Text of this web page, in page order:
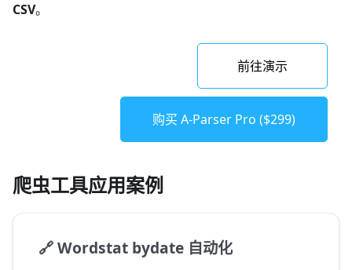
CSV。
前往演示
购买 A-Parser Pro ($299)
爬虫工具应用案例
🔗Wordstat bydate 自动化